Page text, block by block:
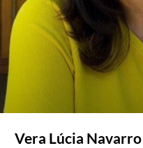
Vera Lúcia Navarro